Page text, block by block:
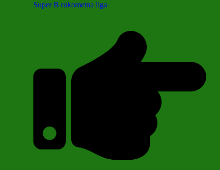
Super B rukometna liga